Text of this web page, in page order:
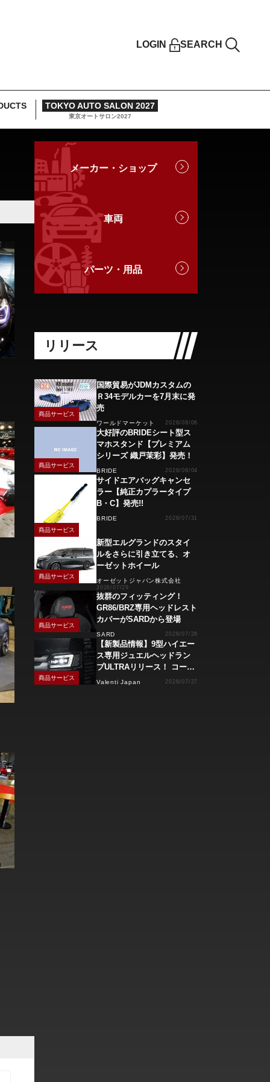
LOGIN SEARCH
TOKYO AUTO SALON 2027
東京オートサロン2027
メーカー・ショップ
車両
パーツ・用品
リリース
商品サービス
国際貿易がJDMカスタムの
Ｒ34モデルカーを7月末に発
売
ワールドマーケット 2026/08/06
商品サービス
大好評のBRIDEシート型ス
マホスタンド【プレミアム
シリーズ 織戸茉彩】発売！
BRIDE 2026/08/04
商品サービス
サイドエアバッグキャンセ
ラー【純正カプラータイプ
B・C】発売!!
BRIDE 2026/07/31
商品サービス
新型エルグランドのスタイ
ルをさらに引き立てる、オ
ーゼットホイール
オーゼットジャパン株式会社
2026/07/29
商品サービス
抜群のフィッティング！
GR86/BRZ専用ヘッドレスト
カバーがSARDから登場
SARD 2026/07/28
商品サービス
【新製品情報】9型ハイエー
ス専用ジュエルヘッドラン
プULTRAリリース！ コーナ
ーリングランプ、キーレス
Valenti Japan 2026/07/27